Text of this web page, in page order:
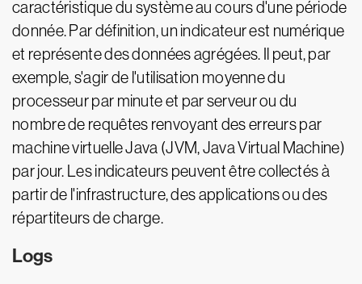
caractéristique du système au cours d'une période
donnée. Par définition, un indicateur est numérique
et représente des données agrégées. Il peut, par
exemple, s'agir de l'utilisation moyenne du
processeur par minute et par serveur ou du
nombre de requêtes renvoyant des erreurs par
machine virtuelle Java (JVM, Java Virtual Machine)
par jour. Les indicateurs peuvent être collectés à
partir de l'infrastructure, des applications ou des
répartiteurs de charge.
Logs